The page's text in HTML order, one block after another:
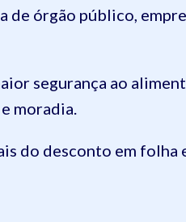
de órgão público,
segurança ao
moradia.
do desconto em folha